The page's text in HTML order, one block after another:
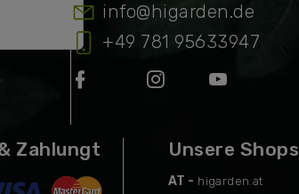
info@higarden.de
+49 781 95633947
Zahlungt Unsere Shops
AT - higarden.at